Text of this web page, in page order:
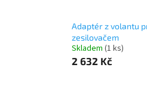
Adaptér z volantu
zesilovačem
Skladem (1 ks)
2 632 Kč